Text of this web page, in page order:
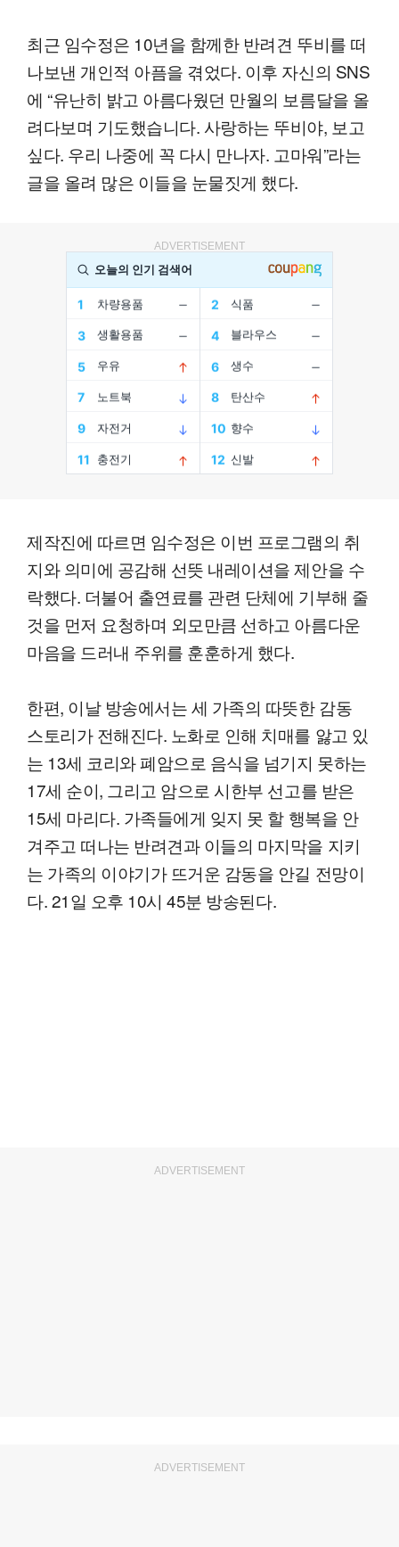
최근 임수정은 10년을 함께한 반려견 뚜비를 떠
나보낸 개인적 아픔을 겪었다. 이후 자신의 SNS
에 “유난히 밝고 아름다웠던 만월의 보름달을 올
려다보며 기도했습니다. 사랑하는 뚜비야, 보고
싶다. 우리 나중에 꼭 다시 만나자. 고마워”라는
글을 올려 많은 이들을 눈물짓게 했다.
ADVERTISEMENT
제작진에 따르면 임수정은 이번 프로그램의 취
지와 의미에 공감해 선뜻 내레이션을 제안을 수
락했다. 더불어 출연료를 관련 단체에 기부해 줄
것을 먼저 요청하며 외모만큼 선하고 아름다운
마음을 드러내 주위를 훈훈하게 했다.
한편, 이날 방송에서는 세 가족의 따뜻한 감동
스토리가 전해진다. 노화로 인해 치매를 앓고 있
는 13세 코리와 폐암으로 음식을 넘기지 못하는
17세 순이, 그리고 암으로 시한부 선고를 받은
15세 마리다. 가족들에게 잊지 못 할 행복을 안
겨주고 떠나는 반려견과 이들의 마지막을 지키
는 가족의 이야기가 뜨거운 감동을 안길 전망이
다. 21일 오후 10시 45분 방송된다.
ADVERTISEMENT
ADVERTISEMENT